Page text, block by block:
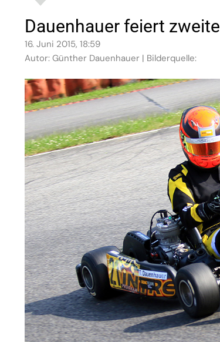
Dauenhauer feiert
16. Juni 2015, 18:59
Autor: Günther Dauenhauer | Bilderquelle: